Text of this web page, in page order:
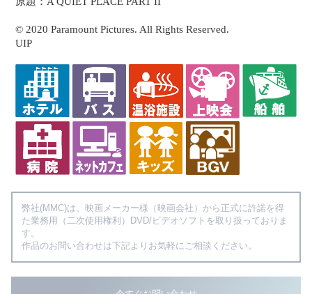
© 2020 Paramount Pictures. All Rights Reserved.
UIP
弊社(MMC)は、映画メーカー様（映画会社）から正式に許諾を得
た業務用（二次使用権利）DVD/ビデオソフトを取り扱っておりま
す。
作品のお問い合わせは下記よりお気軽にご相談ください。